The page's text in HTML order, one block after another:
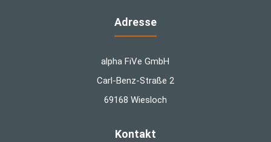
Adresse
alpha FiVe GmbH
Carl-Benz-Straße 2
69168 Wiesloch
Kontakt